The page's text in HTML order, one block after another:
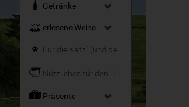
Getränke
erlesene Weine
Für die Katz´ (und den Hund)
Präsente